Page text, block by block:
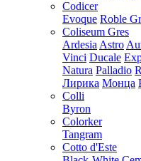
Codicer
Evoque Roble
Coliseum Gres
Ardesia Astro
Vinci Ducale
Natura Palladio
Лирика Монца
Colli
Byron
Colorker
Tangram
Cotto d'Este